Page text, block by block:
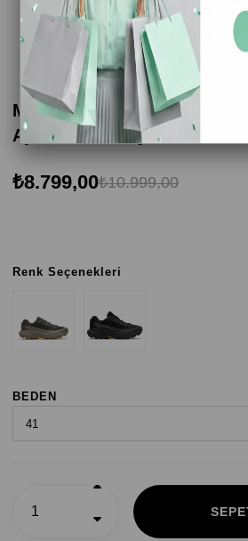
Merrell Agility Peak 5 GTX
Ayakkabısı - Siyah
₺10.999,00
₺8.799,00
Renk Seçenekleri
BEDEN